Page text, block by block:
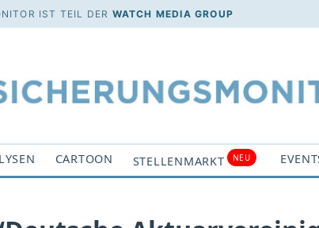
IST TEIL DER WATCH MEDIA GROUP
CARTOON STELLENMARKT NEU